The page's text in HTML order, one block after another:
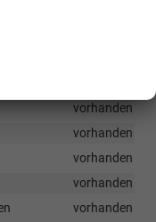
sowie
vorhanden
vorhanden
vorhanden
vorhanden
vorhanden